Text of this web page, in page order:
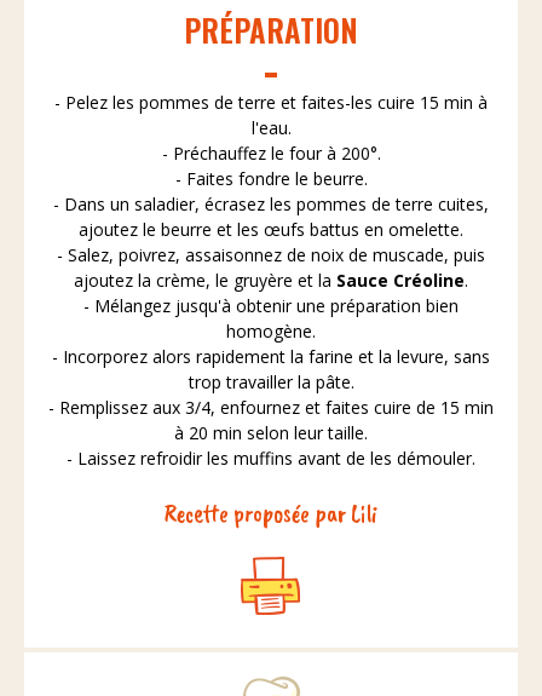
PRÉPARATION
- Pelez les pommes de terre et faites-les cuire 15 min à
l'eau.
- Préchauffez le four à 200°.
- Faites fondre le beurre.
- Dans un saladier, écrasez les pommes de terre cuites,
ajoutez le beurre et les œufs battus en omelette.
- Salez, poivrez, assaisonnez de noix de muscade, puis
ajoutez la crème, le gruyère et la Sauce Créoline.
- Mélangez jusqu'à obtenir une préparation bien
homogène.
- Incorporez alors rapidement la farine et la levure, sans
trop travailler la pâte.
- Remplissez aux 3/4, enfournez et faites cuire de 15 min
à 20 min selon leur taille.
- Laissez refroidir les muffins avant de les démouler.
Recette proposée par Lili